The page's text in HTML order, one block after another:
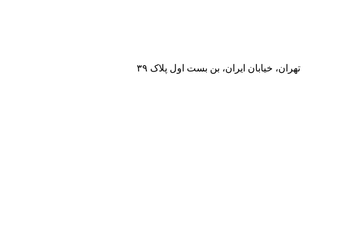
تهران، خیابان ایران، بن بست اول پلاک ۳۹